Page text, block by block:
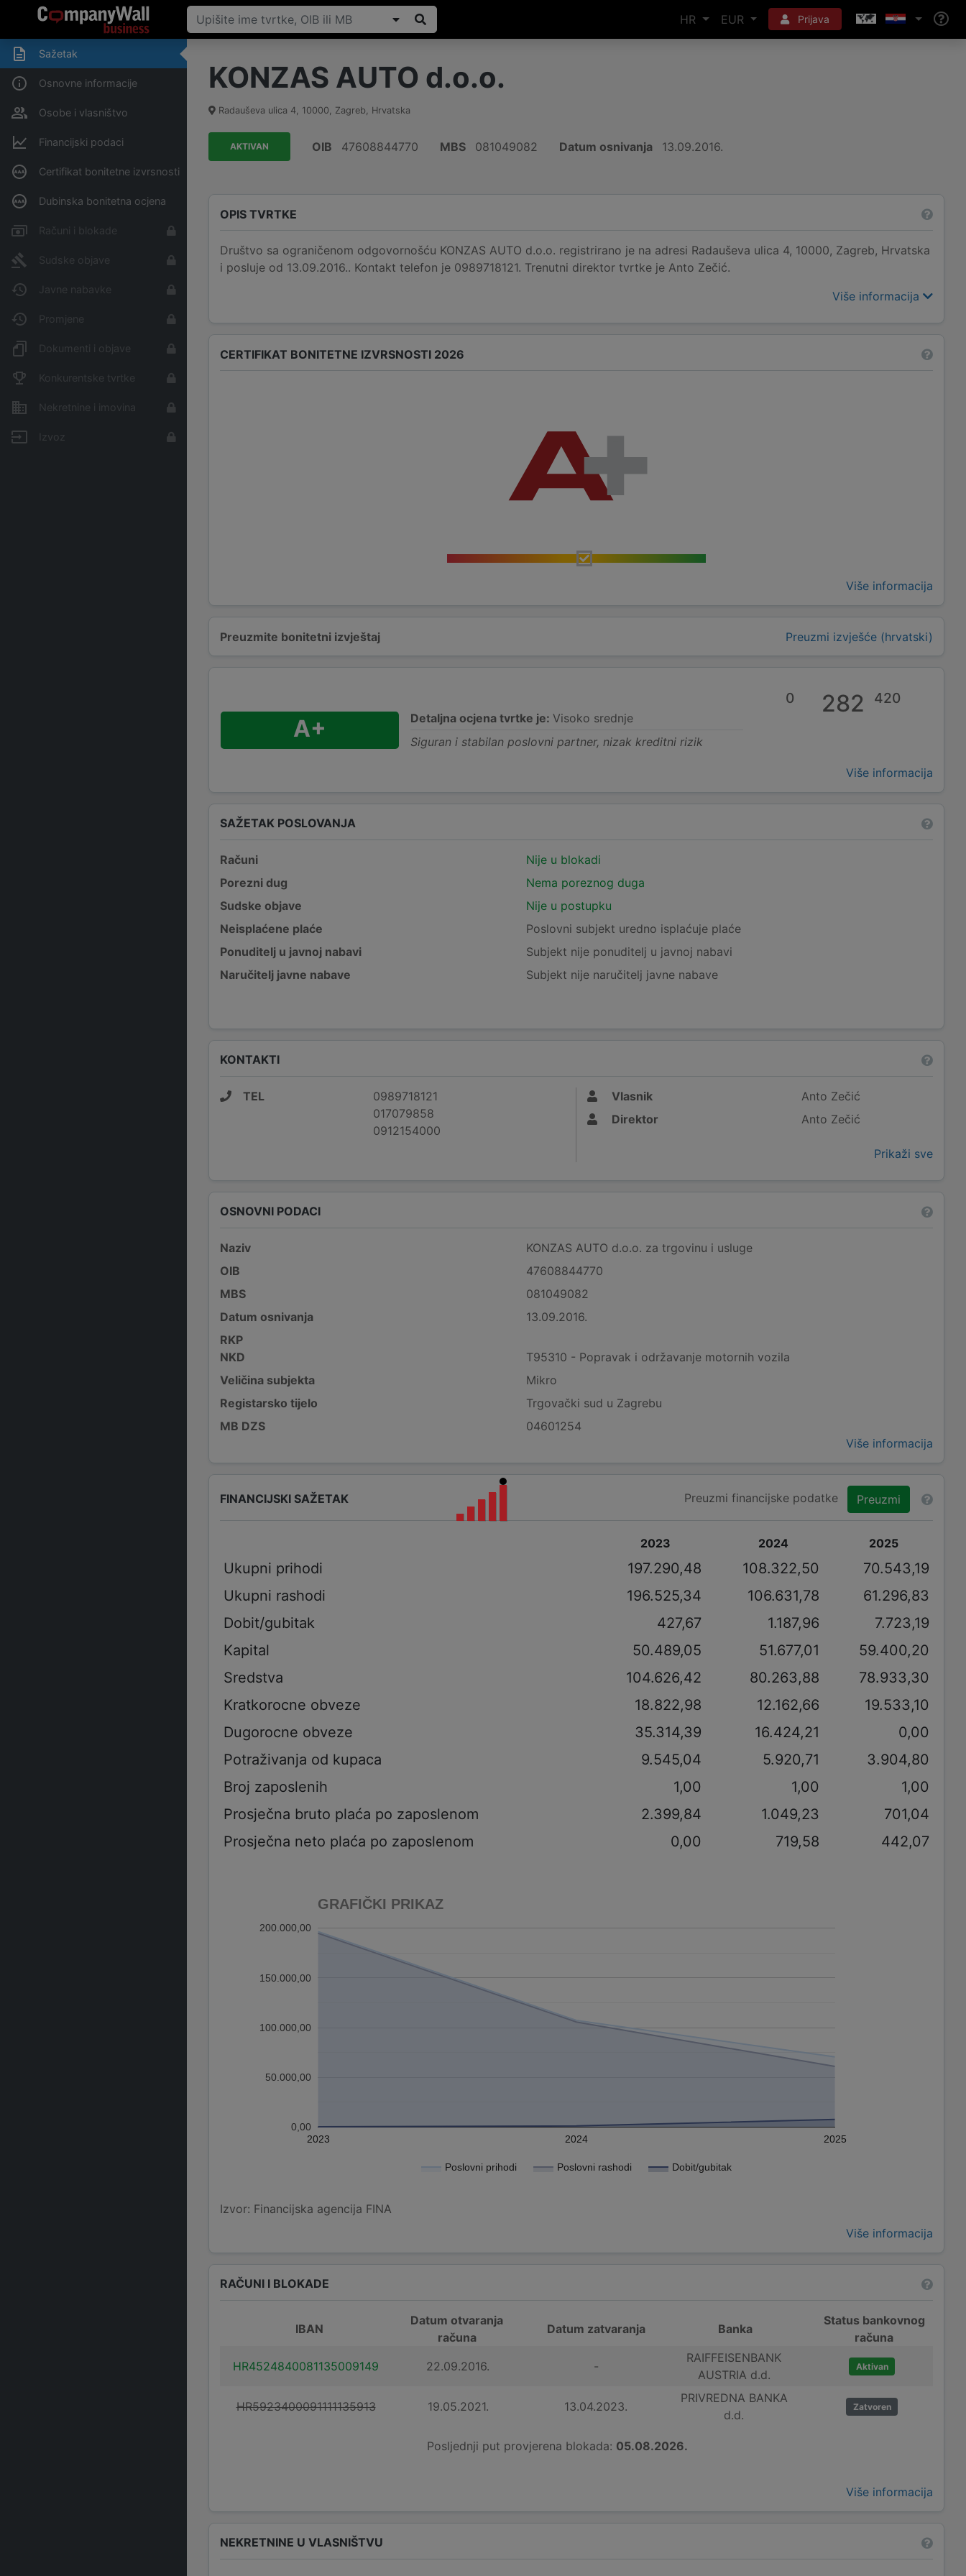
HR EUR Prijava
Sažetak
Osnovne informacije
Osobe i vlasništvo
Financijski podaci
Certifikat bonitetne izvrsnosti
Dubinska bonitetna ocjena
Računi i blokade
Sudske objave
Javne nabavke
Promjene
Dokumenti i objave
Konkurentske tvrtke
Nekretnine i imovina
Izvoz
KONZAS AUTO d.o.o.
Radauševa ulica 4, 10000, Zagreb, Hrvatska
AKTIVAN OIB 47608844770 MBS 081049082 Datum osnivanja 13.09.2016.
OPIS TVRTKE
Društvo sa ograničenom odgovornošću KONZAS AUTO d.o.o. registrirano je na adresi Radauševa ulica 4, 10000, Zagreb, Hrvatska
i posluje od 13.09.2016.. Kontakt telefon je 0989718121. Trenutni direktor tvrtke je Anto Zečić.
Više informacija
CERTIFIKAT BONITETNE IZVRSNOSTI 2026
Više informacija
Preuzmite bonitetni izvještaj Preuzmi izvješće (hrvatski)
A+ Detaljna ocjena tvrtke je: Visoko srednje
Siguran i stabilan poslovni partner, nizak kreditni rizik
0 282 420
Više informacija
SAŽETAK POSLOVANJA
Računi
Nije u blokadi
Porezni dug
Nema poreznog duga
Sudske objave
Nije u postupku
Neisplaćene plaće
Poslovni subjekt uredno isplaćuje plaće
Ponuditelj u javnoj nabavi
Subjekt nije ponuditelj u javnoj nabavi
Naručitelj javne nabave
Subjekt nije naručitelj javne nabave
KONTAKTI
TEL
0989718121
017079858
0912154000
Vlasnik
Anto Zečić
Direktor
Anto Zečić
Prikaži sve
OSNOVNI PODACI
Naziv
KONZAS AUTO d.o.o. za trgovinu i usluge
OIB
47608844770
MBS
081049082
Datum osnivanja
13.09.2016.
RKP
NKD
T95310 - Popravak i održavanje motornih vozila
Veličina subjekta
Mikro
Registarsko tijelo
Trgovački sud u Zagrebu
MB DZS
04601254
Više informacija
FINANCIJSKI SAŽETAK Preuzmi financijske podatke Preuzmi
2023 2024 2025
Ukupni prihodi 197.290,48 108.322,50
70.543,19
Ukupni rashodi
196.525,34 106.631,78
61.296,83
Dobit/gubitak
427,67 1.187,96
7.723,19
Kapital
50.489,05 51.677,01
59.400,20
Sredstva
104.626,42 80.263,88
78.933,30
Kratkorocne obveze
18.822,98 12.162,66
19.533,10
Dugorocne obveze
35.314,39 16.424,21
0,00
Potraživanja od kupaca
9.545,04 5.920,71
3.904,80
Broj zaposlenih
1,00 1,00
1,00
Prosječna bruto plaća po zaposlenom
2.399,84 1.049,23
701,04
Prosječna neto plaća po zaposlenom
0,00 719,58 442,07
GRAFIČKI PRIKAZ
Poslovni prihodi Poslovni rashodi Dobit/gubitak
2023 2024 2025
0,00
50.000,00
100.000,00
150.000,00
200.000,00
Izvor: Financijska agencija FINA
Više informacija
RAČUNI I BLOKADE
IBAN
Datum otvaranja
računa
Datum zatvaranja Banka
Status bankovnog
računa
HR4524840081135009149
22.09.2016. -
RAIFFEISENBANK
AUSTRIA d.d.
Aktivan
HR5923400091111135913 19.05.2021. 13.04.2023.
PRIVREDNA BANKA
d.d.
Zatvoren
Posljednji put provjerena blokada: 05.08.2026.
Više informacija
NEKRETNINE U VLASNIŠTVU